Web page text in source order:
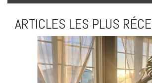
ARTICLES LES PLUS